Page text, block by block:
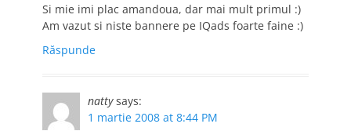
Si mie imi plac amandoua, dar mai mult primul :)
Am vazut si niste bannere pe IQads foarte faine :)
Răspunde
natty says:
1 martie 2008 at 8:44 PM